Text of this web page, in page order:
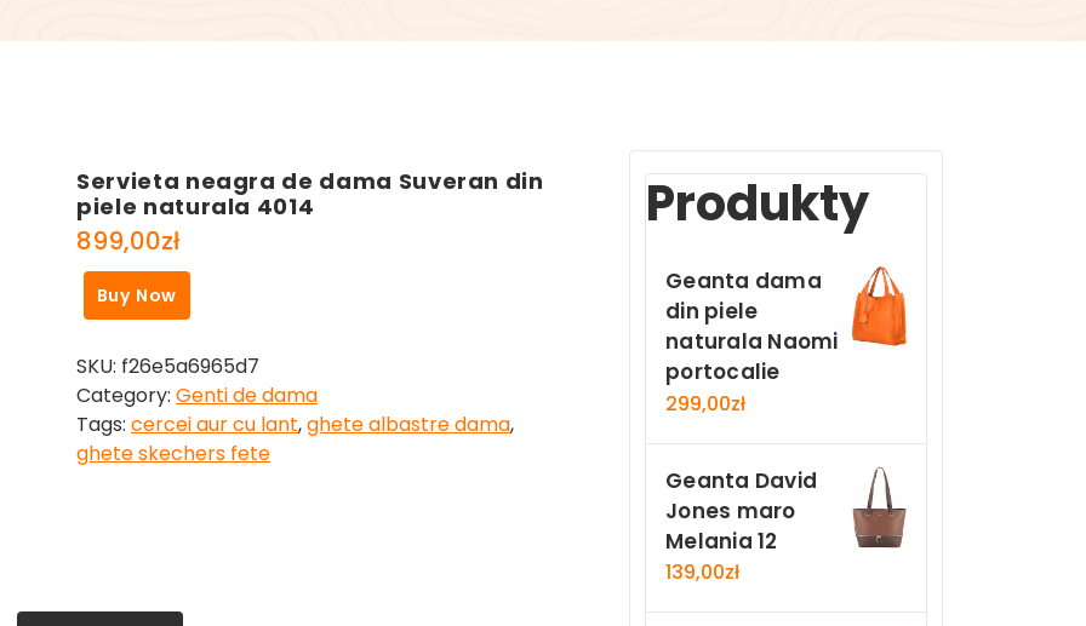
Servieta neagra de dama Suveran din
piele naturala 4014
899,00zł
Buy Now
SKU: f26e5a6965d7
Category: Genti de dama
Tags: cercei aur cu lant,ghete albastre dama,
ghete skechers fete
Produkty
Geanta dama
din piele
naturala Naomi
portocalie
299,00zł
Geanta David
Jones maro
Melania 12
139,00zł